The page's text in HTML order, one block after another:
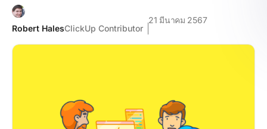
Robert HalesClickUp Contributor
21 มีนาคม 2567